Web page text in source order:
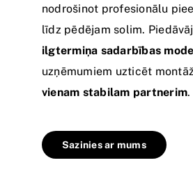
nodrošinot profesionālu
līdz pēdējam solim.
ilgtermiņa sadarbības
uzņēmumiem uzticēt
vienam stabilam partnerim.
Sazinies ar mums